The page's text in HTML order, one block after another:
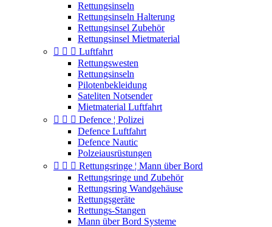
Rettungsinseln
Rettungsinseln Halterung
Rettungsinsel Zubehör
Rettungsinsel Mietmaterial
   Luftfahrt
Rettungswesten
Rettungsinseln
Pilotenbekleidung
Sateliten Notsender
Mietmaterial Luftfahrt
   Defence ¦ Polizei
Defence Luftfahrt
Defence Nautic
Polzeiausrüstungen
   Rettungsringe ¦ Mann über Bord
Rettungsringe und Zubehör
Rettungsring Wandgehäuse
Rettungsgeräte
Rettungs-Stangen
Mann über Bord Systeme